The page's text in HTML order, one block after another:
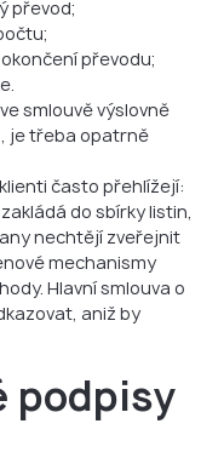
převod;
převodu;
smlouvě výslovně
je třeba opatrně
často přehlížejí:
do sbírky listin,
nechtějí zveřejnit
mechanismy
Hlavní smlouva o
aniž by
podpisy